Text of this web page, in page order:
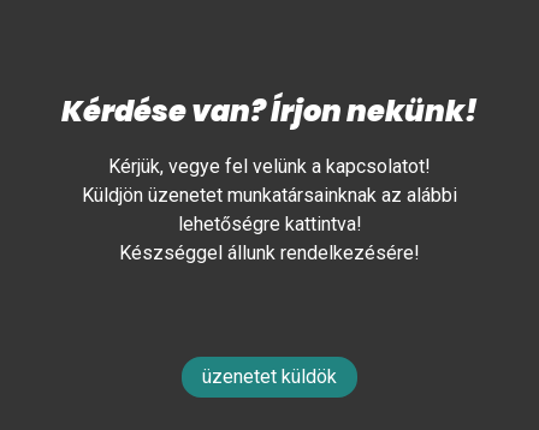
Kérdése van? Írjon nekünk!
Kérjük, vegye fel velünk a kapcsolatot!
Küldjön üzenetet munkatársainknak az alábbi
lehetőségre kattintva!
Készséggel állunk rendelkezésére!
üzenetet küldök